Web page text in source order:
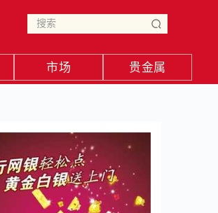
市场 贵金属